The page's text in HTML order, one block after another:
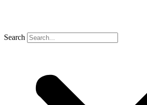
Search